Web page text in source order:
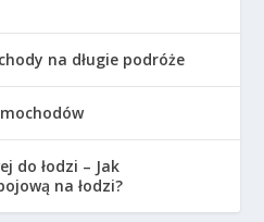
na długie podróże
do łodzi – Jak
na łodzi?